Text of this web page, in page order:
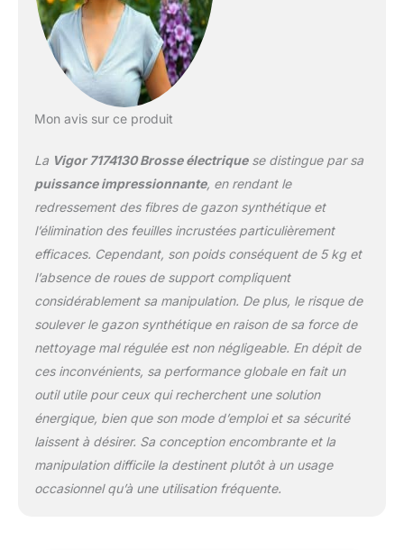
Mon avis sur ce produit
La Vigor 7174130 Brosse électriquese distingue par sa
puissance impressionnante, en rendant le
redressement des fibres de gazon synthétique et
l’élimination des feuilles incrustées particulièrement
efficaces. Cependant, son poids conséquent de 5 kg et
l’absence de roues de support compliquent
considérablement sa manipulation. De plus, le risque de
soulever le gazon synthétique en raison de sa force de
nettoyage mal régulée est non négligeable. En dépit de
ces inconvénients, sa performance globale en fait un
outil utile pour ceux qui recherchent une solution
énergique, bien que son mode d’emploi et sa sécurité
laissent à désirer. Sa conception encombrante et la
manipulation difficile la destinent plutôt à un usage
occasionnel qu’à une utilisation fréquente.